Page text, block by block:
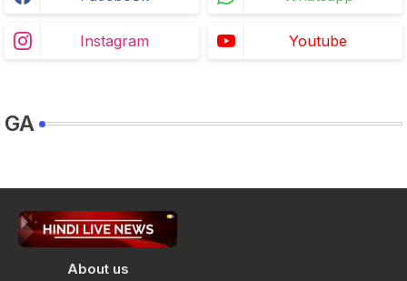
Instagram Youtube
GA
About us